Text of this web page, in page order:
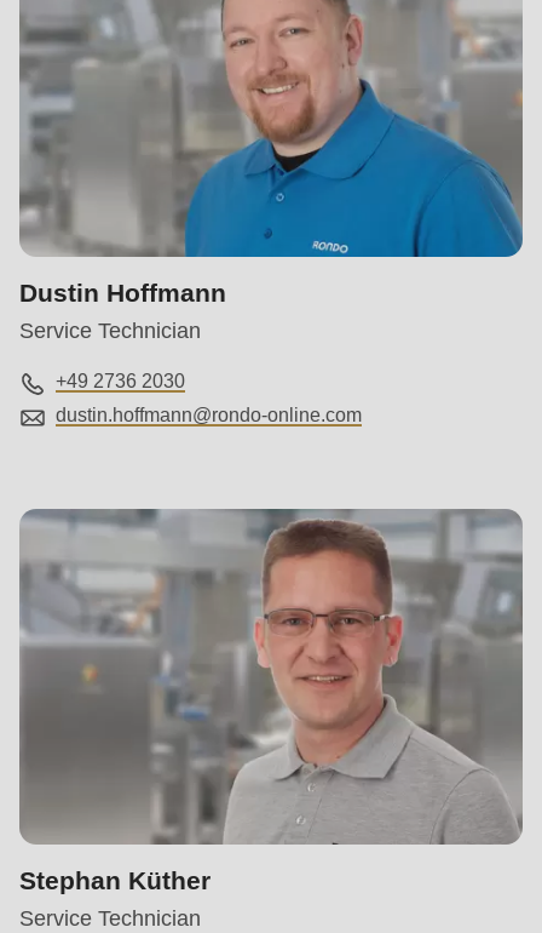
Dustin Hoffmann
Service Technician
+49 2736 2030
dustin.hoffmann@rondo-online.com
Stephan Küther
Service Technician